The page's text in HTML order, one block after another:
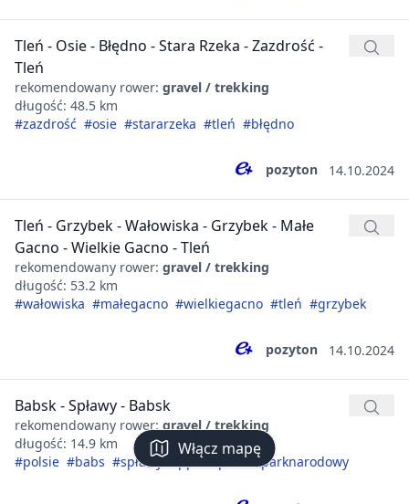
Włącz mapę
Tleń - Osie - Błędno - Stara Rzeka - Zazdrość -
Tleń
rekomendowany rower: gravel / trekking
długość: 48.5 km
#zazdrość #osie #stararzeka #tleń #błędno
pozyton 14.10.2024
Tleń - Grzybek - Wałowiska - Grzybek - Małe
Gacno - Wielkie Gacno - Tleń
rekomendowany rower: gravel / trekking
długość: 53.2 km
#wałowiska #małegacno #wielkiegacno #tleń #grzybek
pozyton 14.10.2024
Babsk - Spławy - Babsk
rekomendowany rower: gravel / trekking
długość: 14.9 km
#polsie #babs #spławy #ppn #poleskiparknarodowy